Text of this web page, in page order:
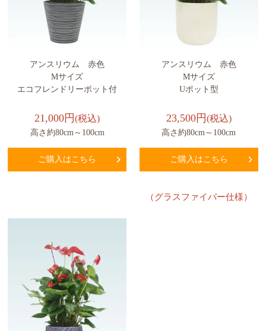
アンスリウム 赤色
Mサイズ
エコフレンドリーポット付
21,000円(税込)
高さ約80cm～100cm
ご購入はこちら
アンスリウム 赤色
Mサイズ
Uポット型
23,500円(税込)
高さ約80cm～100cm
ご購入はこちら
（グラスファイバー仕様）